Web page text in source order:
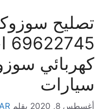
تصليح
كهربائي
سيارات
أغسطس 8, 2020 بقلم